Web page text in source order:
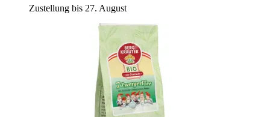
Zustellung bis 27. August